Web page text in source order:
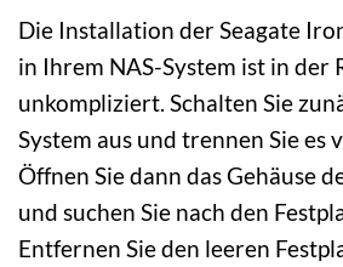
Die Installation der Seagate
in Ihrem NAS-System ist in der
unkompliziert. Schalten Sie
System aus und trennen Sie es
Öffnen Sie dann das Gehäuse
und suchen Sie nach den
Entfernen Sie den leeren